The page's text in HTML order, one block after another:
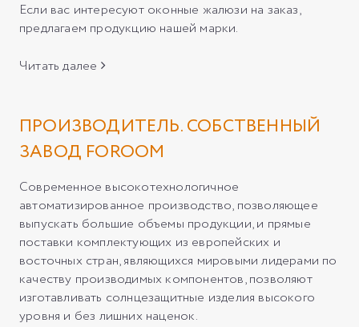
Если вас интересуют оконные жалюзи на заказ,
предлагаем продукцию нашей марки.
Читать далее
ПРОИЗВОДИТЕЛЬ. СОБСТВЕННЫЙ
ЗАВОД FOROOM
Современное высокотехнологичное
автоматизированное производство, позволяющее
выпускать большие объемы продукции, и прямые
поставки комплектующих из европейских и
восточных стран, являющихся мировыми лидерами по
качеству производимых компонентов, позволяют
изготавливать солнцезащитные изделия высокого
уровня и без лишних наценок.